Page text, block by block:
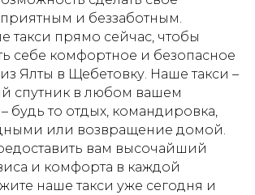
и беззаботным.
такси прямо сейчас, чтобы
себе комфортное и безопасное
Ялты в Щебетовку. Наше такси –
спутник в любом вашем
будь то отдых, командировка,
или возвращение домой.
вам высочайший
и комфорта в каждой
наше такси уже сегодня и